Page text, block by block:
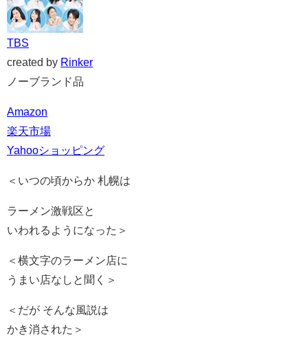
TBS
created by Rinker
ノーブランド品
Amazon
楽天市場
Yahooショッピング
＜いつの頃からか 札幌は
ラーメン激戦区と
いわれるようになった＞
＜横文字のラーメン店に
うまい店なしと聞く＞
＜だが そんな風説は
かき消された＞